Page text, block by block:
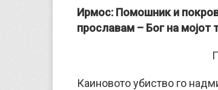
Ирмос: Помошник и
прославам – Бог на мојот
Каиновото убиство го